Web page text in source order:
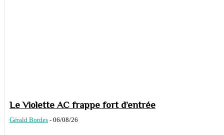
Le Violette AC frappe fort d’entrée
Gérald Bordes - 06/08/26